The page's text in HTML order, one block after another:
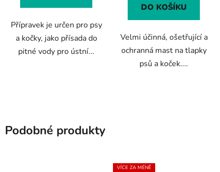
Přípravek je určen pro psy
a kočky, jako přísada do
pitné vody pro ústní...
5
DO KOŠÍKU
Velmi účinná, ošetřující a
ochranná mast na tlapky
psů a koček....
Podobné produkty
VÍCE ZA MÉNĚ